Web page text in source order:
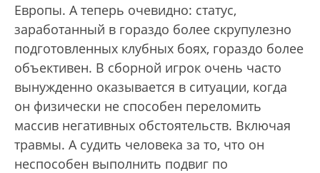
Европы. А теперь очевидно: статус,
заработанный в гораздо более скрупулезно
подготовленных клубных боях, гораздо более
объективен. В сборной игрок очень часто
вынужденно оказывается в ситуации, когда
он физически не способен переломить
массив негативных обстоятельств. Включая
травмы. А судить человека за то, что он
неспособен выполнить подвиг по